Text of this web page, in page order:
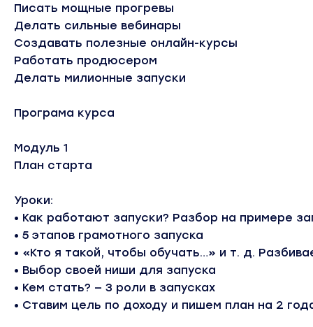
Писать мощные прогревы
Делать сильные вебинары
Создавать полезные онлайн-курсы
Работать продюсером
Делать милионные запуски
Програма курса
Модуль 1
План старта
Уроки:
• Как работают запуски? Разбор на примере
• 5 этапов грамотного запуска
• «Кто я такой, чтобы обучать…» и т. д.
• Выбор своей ниши для запуска
• Кем стать? — 3 роли в запусках
• Ставим цель по доходу и пишем план на 2